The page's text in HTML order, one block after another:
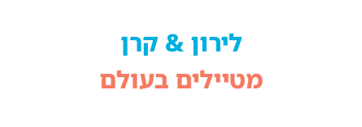
לירון & קרן
מטיילים בעולם